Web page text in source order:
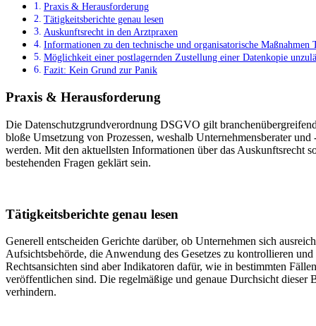
Praxis & Herausforderung
Tätigkeitsberichte genau lesen
Auskunftsrecht in den Arztpraxen
Informationen zu den technische und organisatorische Maßnahmen
Möglichkeit einer postlagernden Zustellung einer Datenkopie
Fazit: Kein Grund zur Panik
Praxis & Herausforderung
Die Datenschutzgrundverordnung DSGVO gilt
bloße Umsetzung von Prozessen, weshalb Unternehmensberater
werden. Mit den aktuellsten Informationen über das Auskunftsrecht
bestehenden Fragen geklärt sein.
Tätigkeitsberichte genau lesen
Generell entscheiden Gerichte darüber, ob Unternehmen sich
Aufsichtsbehörde, die Anwendung des Gesetzes zu kontrollieren
Rechtsansichten sind aber Indikatoren dafür, wie in bestimmten
veröffentlichen sind. Die regelmäßige und genaue Durchsicht dieser
verhindern.